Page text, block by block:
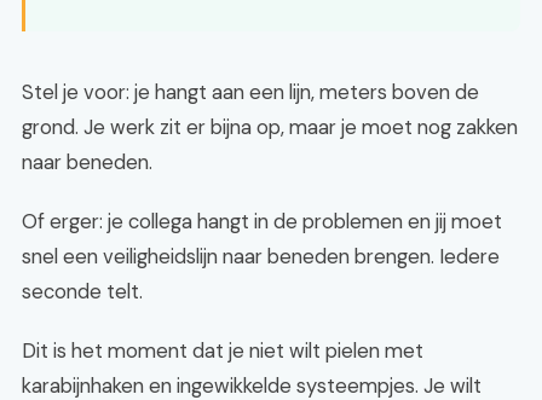
Stel je voor: je hangt aan een lijn, meters boven de
grond. Je werk zit er bijna op, maar je moet nog zakken
naar beneden.
Of erger: je collega hangt in de problemen en jij moet
snel een veiligheidslijn naar beneden brengen. Iedere
seconde telt.
Dit is het moment dat je niet wilt pielen met
karabijnhaken en ingewikkelde systeempjes. Je wilt